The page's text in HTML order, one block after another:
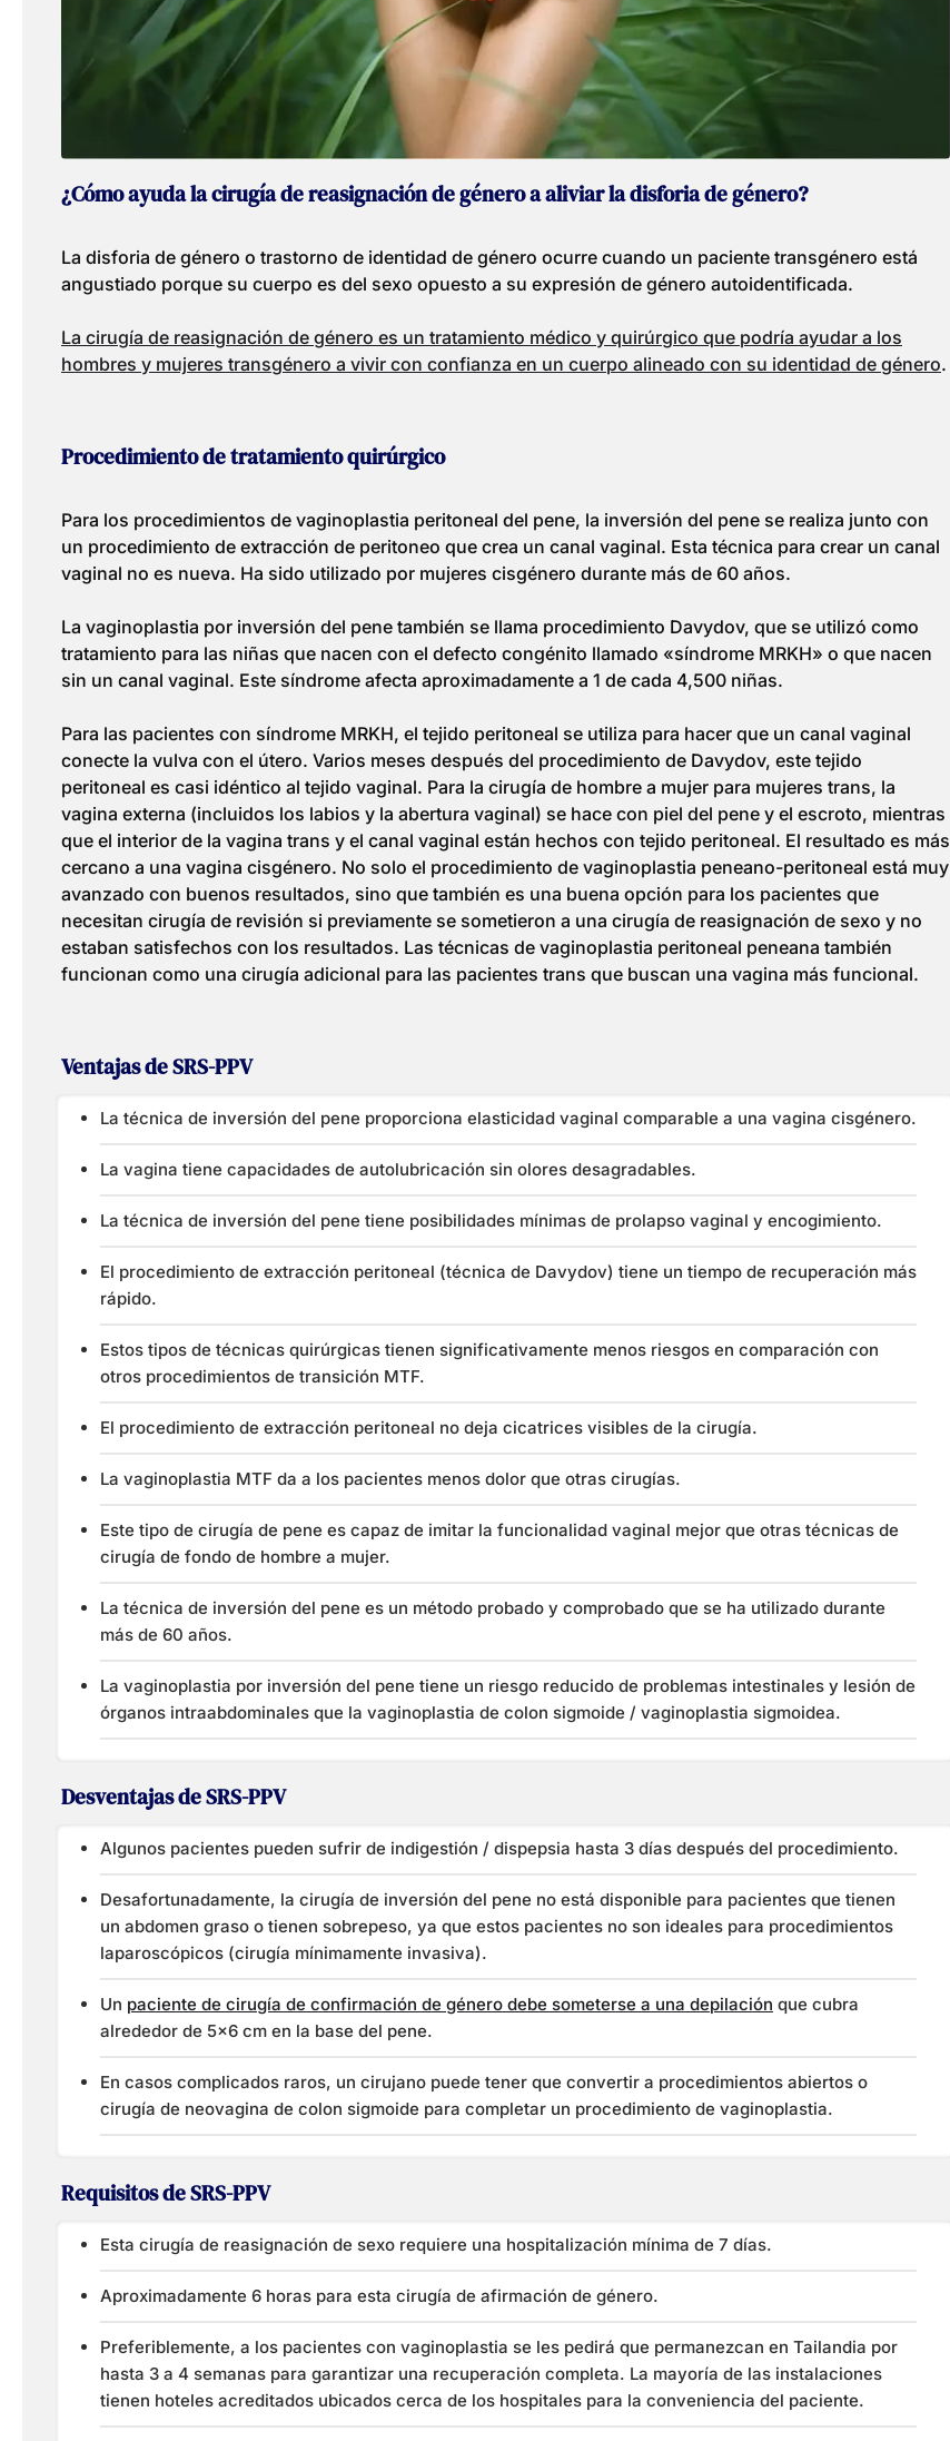
¿Cómo ayuda la cirugía de reasignación de género a aliviar la disforia de género?
La disforia de género o trastorno de identidad de género ocurre cuando un paciente transgénero está
angustiado porque su cuerpo es del sexo opuesto a su expresión de género autoidentificada.
La cirugía de reasignación de género es un tratamiento médico y quirúrgico que podría ayudar a los
hombres y mujeres transgénero a vivir con confianza en un cuerpo alineado con su identidad de género.
Procedimiento de tratamiento quirúrgico
Para los procedimientos de vaginoplastia peritoneal del pene, la inversión del pene se realiza junto con
un procedimiento de extracción de peritoneo que crea un canal vaginal. Esta técnica para crear un canal
vaginal no es nueva. Ha sido utilizado por mujeres cisgénero durante más de 60 años.
La vaginoplastia por inversión del pene también se llama procedimiento Davydov, que se utilizó como
tratamiento para las niñas que nacen con el defecto congénito llamado «síndrome MRKH» o que nacen
sin un canal vaginal. Este síndrome afecta aproximadamente a 1 de cada 4,500 niñas.
Para las pacientes con síndrome MRKH, el tejido peritoneal se utiliza para hacer que un canal vaginal
conecte la vulva con el útero. Varios meses después del procedimiento de Davydov, este tejido
peritoneal es casi idéntico al tejido vaginal. Para la cirugía de hombre a mujer para mujeres trans, la
vagina externa (incluidos los labios y la abertura vaginal) se hace con piel del pene y el escroto, mientras
que el interior de la vagina trans y el canal vaginal están hechos con tejido peritoneal. El resultado es más
cercano a una vagina cisgénero. No solo el procedimiento de vaginoplastia peneano-peritoneal está muy
avanzado con buenos resultados, sino que también es una buena opción para los pacientes que
necesitan cirugía de revisión si previamente se sometieron a una cirugía de reasignación de sexo y no
estaban satisfechos con los resultados. Las técnicas de vaginoplastia peritoneal peneana también
funcionan como una cirugía adicional para las pacientes trans que buscan una vagina más funcional.
Ventajas de SRS-PPV
La técnica de inversión del pene proporciona elasticidad vaginal comparable a una vagina cisgénero.
La vagina tiene capacidades de autolubricación sin olores desagradables.
La técnica de inversión del pene tiene posibilidades mínimas de prolapso vaginal y encogimiento.
El procedimiento de extracción peritoneal (técnica de Davydov) tiene un tiempo de recuperación más
rápido.
Estos tipos de técnicas quirúrgicas tienen significativamente menos riesgos en comparación con
otros procedimientos de transición MTF.
El procedimiento de extracción peritoneal no deja cicatrices visibles de la cirugía.
La vaginoplastia MTF da a los pacientes menos dolor que otras cirugías.
Este tipo de cirugía de pene es capaz de imitar la funcionalidad vaginal mejor que otras técnicas de
cirugía de fondo de hombre a mujer.
La técnica de inversión del pene es un método probado y comprobado que se ha utilizado durante
más de 60 años.
La vaginoplastia por inversión del pene tiene un riesgo reducido de problemas intestinales y lesión de
órganos intraabdominales que la vaginoplastia de colon sigmoide / vaginoplastia sigmoidea.
Desventajas de SRS-PPV
Algunos pacientes pueden sufrir de indigestión / dispepsia hasta 3 días después del procedimiento.
Desafortunadamente, la cirugía de inversión del pene no está disponible para pacientes que tienen
un abdomen graso o tienen sobrepeso, ya que estos pacientes no son ideales para procedimientos
laparoscópicos (cirugía mínimamente invasiva).
Un paciente de cirugía de confirmación de género debe someterse a una depilación que cubra
alrededor de 5×6 cm en la base del pene.
En casos complicados raros, un cirujano puede tener que convertir a procedimientos abiertos o
cirugía de neovagina de colon sigmoide para completar un procedimiento de vaginoplastia.
Requisitos de SRS-PPV
Esta cirugía de reasignación de sexo requiere una hospitalización mínima de 7 días.
Aproximadamente 6 horas para esta cirugía de afirmación de género.
Preferiblemente, a los pacientes con vaginoplastia se les pedirá que permanezcan en Tailandia por
hasta 3 a 4 semanas para garantizar una recuperación completa. La mayoría de las instalaciones
tienen hoteles acreditados ubicados cerca de los hospitales para la conveniencia del paciente.